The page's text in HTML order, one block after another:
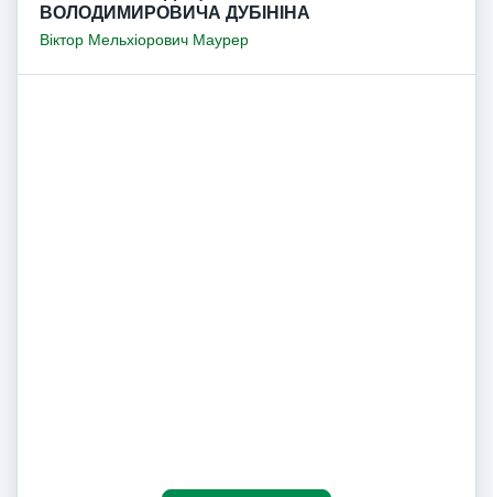
ВОЛОДИМИРОВИЧА ДУБІНІНА
Віктор Мельхіорович Маурер